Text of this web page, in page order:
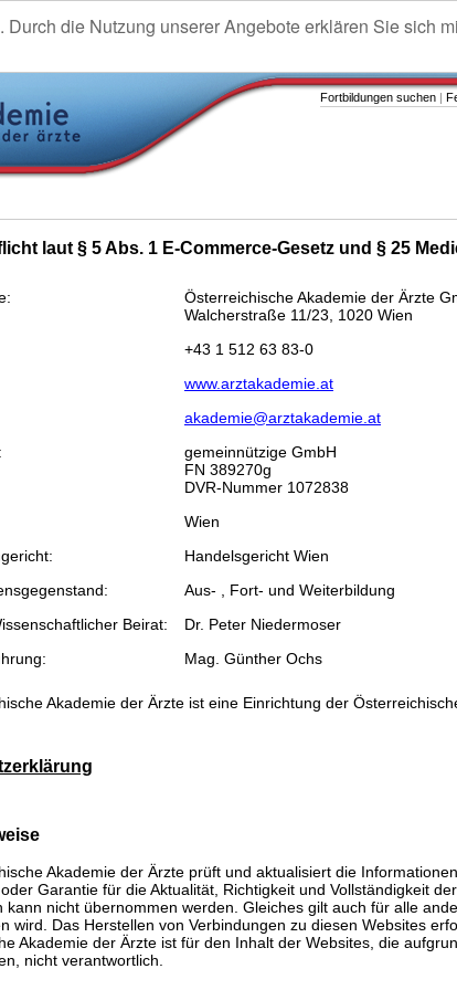
die Nutzung unserer Angebote erklären Sie sich
Fortbildungen suchen |
laut § 5 Abs. 1 E-Commerce-Gesetz und § 25
Österreichische Akademie der Ärzte
Walcherstraße 11/23, 1020 Wien
+43 1 512 63 83-0
www.arztakademie.at
akademie@arztakademie.at
gemeinnützige GmbH
FN 389270g
DVR-Nummer 1072838
Wien
Handelsgericht Wien
Aus- , Fort- und Weiterbildung
Beirat:
Dr. Peter Niedermoser
Mag. Günther Ochs
Akademie der Ärzte ist eine Einrichtung der
Akademie der Ärzte prüft und aktualisiert die
Garantie für die Aktualität, Richtigkeit und Vollständigkeit
kann nicht übernommen werden. Gleiches gilt auch für alle
wird. Das Herstellen von Verbindungen zu diesen Websites
Akademie der Ärzte ist für den Inhalt der Websites, die
nicht verantwortlich.